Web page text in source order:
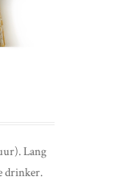
Lang
drinker.